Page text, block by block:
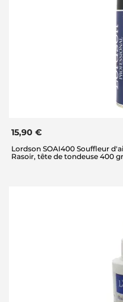
15,90 €
Lordson SOAI400 Souffleur
Rasoir, tête de tondeuse 400